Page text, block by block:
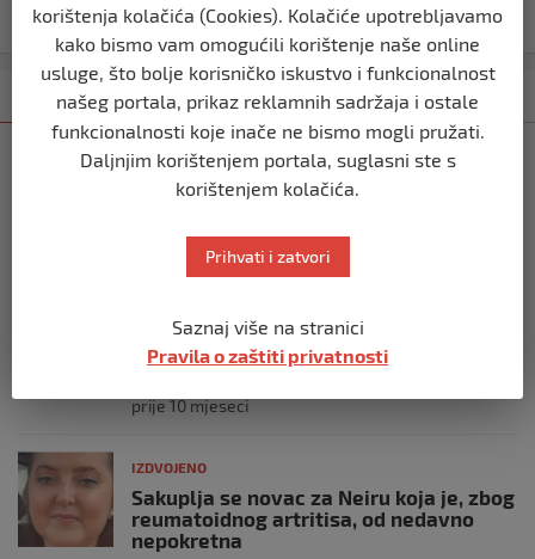
Altun: Hitno zaustaviti izraelski masakr u Pojasu Gaze
Kategorija Najnovije Najčitanije
IZDVOJENO
Vrhunska PVC i ALU stolarija
renomiranih njemačkih profila
prije 3 mjeseca
Mještanka Gornjih Ćoralića, Nudžejma
Ćoralić, treba našu pomoć u teškoj
životnoj bitci
prije 10 mjeseci
IZDVOJENO
Sakuplja se novac za Neiru koja je, zbog
reumatoidnog artritisa, od nedavno
nepokretna
korištenja kolačića (Cookies). Kolačiće upotrebljavamo
kako bismo vam omogućili korištenje naše online
usluge, što bolje korisničko iskustvo i funkcionalnost
našeg portala, prikaz reklamnih sadržaja i ostale
funkcionalnosti koje inače ne bismo mogli pružati.
Daljnjim korištenjem portala, suglasni ste s
korištenjem kolačića.
Prihvati i zatvori
Saznaj više na stranici
Pravila o zaštiti privatnosti